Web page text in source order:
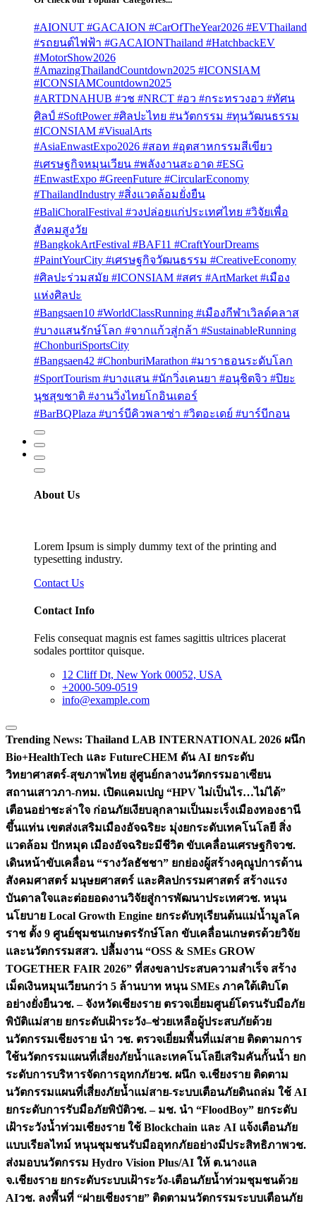
#AIONUT #GACAION #CarOfTheYear2026 #EVThailand
#รถยนต์ไฟฟ้า #GACAIONThailand #HatchbackEV
#MotorShow2026
#AmazingThailandCountdown2025 #ICONSIAM
#ICONSIAMCountdown2025
#ARTDNAHUB #วช #NRCT #อว #กระทรวงอว #ทัศน
ศิลป์ #SoftPower #ศิลปะไทย #นวัตกรรม #ทุนวัฒนธรรม
#ICONSIAM #VisualArts
#AsiaEnwastExpo2026 #สอท #อุตสาหกรรมสีเขียว
#เศรษฐกิจหมุนเวียน #พลังงานสะอาด #ESG
#EnwastExpo #GreenFuture #CircularEconomy
#ThailandIndustry #สิ่งแวดล้อมยั่งยืน
#BaliChoralFestival #วงปล่อยแก่ประเทศไทย #วิจัยเพื่อ
สังคมสูงวัย
#BangkokArtFestival #BAF11 #CraftYourDreams
#PaintYourCity #เศรษฐกิจวัฒนธรรม #CreativeEconomy
#ศิลปะร่วมสมัย #ICONSIAM #สศร #ArtMarket #เมือง
แห่งศิลปะ
#Bangsaen10 #WorldClassRunning #เมืองกีฬาเวิลด์คลาส
#บางแสนรักษ์โลก #จากแก้วสู่กล้า #SustainableRunning
#ChonburiSportsCity
#Bangsaen42 #ChonburiMarathon #มาราธอนระดับโลก
#SportTourism #บางแสน #นักวิ่งเคนยา #อนุชิตจิว #ปิยะ
นุชสุขชาติ #งานวิ่งไทยโกอินเตอร์
#BarBQPlaza #บาร์บีคิวพลาซ่า #วิตอะเดย์ #บาร์บีกอน
About Us
Lorem Ipsum is simply dummy text of the printing and
typesetting industry.
Contact Us
Contact Info
Felis consequat magnis est fames sagittis ultrices placerat
sodales porttitor quisque.
12 Cliff Dt, New York 00052, USA
+2000-509-0519
info@example.com
Trending News: Thailand LAB INTERNATIONAL 2026 ผนึก
Bio+HealthTech และ FutureCHEM ดัน AI ยกระดับ
วิทยาศาสตร์-สุขภาพไทย สู่ศูนย์กลางนวัตกรรมอาเซียน
สถานเสาวภา-กทม. เปิดแคมเปญ “HPV ไม่เป็นไร…ไม่ได้”
เตือนอย่าชะล่าใจ ก่อนภัยเงียบลุกลามเป็นมะเร็งเมืองทองธานี
ขึ้นแท่น เขตส่งเสริมเมืองอัจฉริยะ มุ่งยกระดับเทคโนโลยี สิ่ง
แวดล้อม ปักหมุด เมืองอัจฉริยะมีชีวิต ขับเคลื่อนเศรษฐกิจวช.
เดินหน้าขับเคลื่อน “รางวัลธัชชา” ยกย่องผู้สร้างคุณูปการด้าน
สังคมศาสตร์ มนุษยศาสตร์ และศิลปกรรมศาสตร์ สร้างแรง
บันดาลใจและต่อยอดงานวิจัยสู่การพัฒนาประเทศวช. หนุน
นโยบาย Local Growth Engine ยกระดับทุเรียนต้นแม่น้ำมูลโค
ราช ตั้ง 9 ศูนย์ชุมชนเกษตรรักษ์โลก ขับเคลื่อนเกษตรด้วยวิจัย
และนวัตกรรมสสว. ปลื้มงาน “OSS & SMEs GROW
TOGETHER FAIR 2026” ที่สงขลาประสบความสำเร็จ สร้าง
เม็ดเงินหมุนเวียนกว่า 5 ล้านบาท หนุน SMEs ภาคใต้เติบโต
อย่างยั่งยืนวช. – จังหวัดเชียงราย ตรวจเยี่ยมศูนย์โดรนรับมือภัย
พิบัติแม่สาย ยกระดับเฝ้าระวัง–ช่วยเหลือผู้ประสบภัยด้วย
นวัตกรรมเชียงราย นำ วช. ตรวจเยี่ยมพื้นที่แม่สาย ติดตามการ
ใช้นวัตกรรมแผนที่เสี่ยงภัยน้ำและเทคโนโลยีเสริมคันกั้นน้ำ ยก
ระดับการบริหารจัดการอุทกภัยวช. ผนึก จ.เชียงราย ติดตาม
นวัตกรรมแผนที่เสี่ยงภัยน้ำแม่สาย-ระบบเตือนภัยดินถล่ม ใช้ AI
ยกระดับการรับมือภัยพิบัติวช. – มช. นำ “FloodBoy” ยกระดับ
เฝ้าระวังน้ำท่วมเชียงราย ใช้ Blockchain และ AI แจ้งเตือนภัย
แบบเรียลไทม์ หนุนชุมชนรับมืออุทกภัยอย่างมีประสิทธิภาพวช.
ส่งมอบนวัตกรรม Hydro Vision Plus/AI ให้ ต.นางแล
จ.เชียงราย ยกระดับระบบเฝ้าระวัง-เตือนภัยน้ำท่วมชุมชนด้วย
AIวช. ลงพื้นที่ “ฝายเชียงราย” ติดตามนวัตกรรมระบบเตือนภัย